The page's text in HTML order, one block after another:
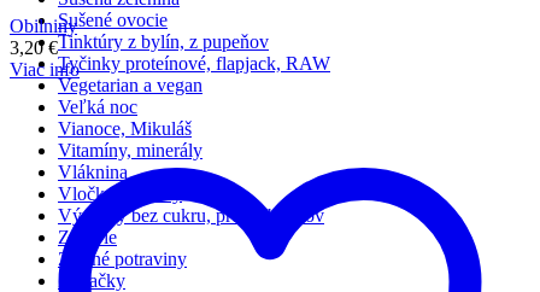
Sušené ovocie
Tinktúry z bylín, z pupeňov
Tyčinky proteínové, flapjack, RAW
Vegetarian a vegan
Veľká noc
Vianoce, Mikuláš
Vitamíny, minerály
Vláknina
Vločky a otruby
Výrobky bez cukru, pre diabetikov
Zdravie
Zelené potraviny
Žuvačky
Obilniny
3,20€
Viac info